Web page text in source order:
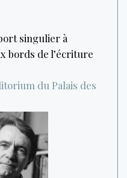
singulier à
bords de l’écriture
du Palais des